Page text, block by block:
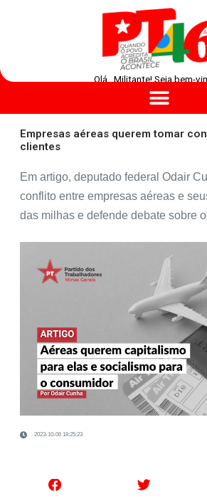
Olá , Militante! Seja bem-
Empresas aéreas querem tomar
clientes
Em artigo, deputado federal Odair
conflito entre empresas aéreas e
das milhas e defende debate sobre
2023-10-06 18:25:23